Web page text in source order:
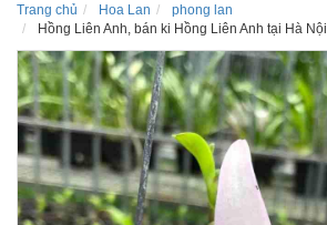
Trang chủ Hoa Lan
phong lan
Hồng Liên Anh, bán ki Hồng Liên Anh tại Hà Nội